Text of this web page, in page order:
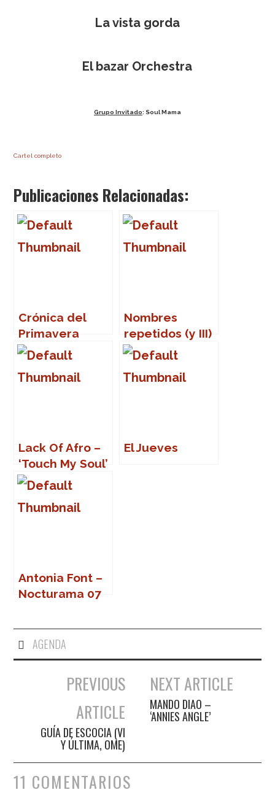
La vista gorda
El bazar Orchestra
Grupo Invitado: Soul Mama
Cartel completo
Publicaciones Relacionadas:
Crónica del
Primavera
Sound 2007
Nombres
repetidos (y III)
Lack Of Afro –
‘Touch My Soul’
El Jueves
Antonia Font –
Nocturama 07
AGENDA
Navegación de entradas
PREVIOUS
ARTICLE
GUÍA DE ESCOCIA (VI
Y ÚLTIMA, OME)
NEXT ARTICLE
MANDO DIAO –
‘ANNIES ANGLE’
11 COMENTARIOS